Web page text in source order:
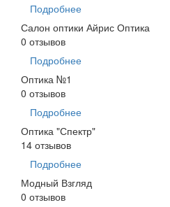
Подробнее
Салон оптики Айрис Оптика
0 отзывов
Подробнее
Оптика №1
0 отзывов
Подробнее
Оптика "Спектр"
14 отзывов
Подробнее
Модный Взгляд
0 отзывов